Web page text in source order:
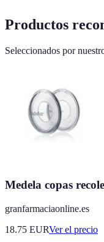
Productos
Seleccionados por
Medela copas
granfarmaciaonline.es
18.75 EURVer el precio